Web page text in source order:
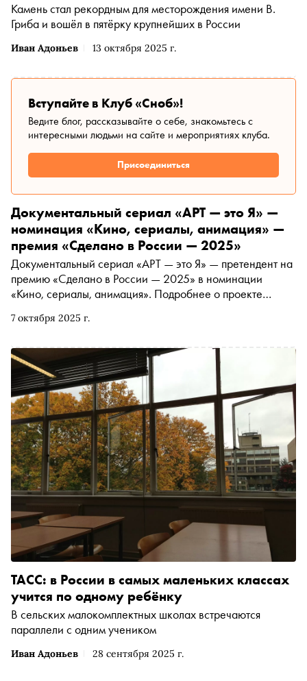
Иван Адоньев 13 октября 2025 г.
Камень стал рекордным для месторождения имени В.
Гриба и вошёл в пятёрку крупнейших в России
Вступайте в Клуб «Сноб»!
Ведите блог, рассказывайте о себе, знакомьтесь с
интересными людьми на сайте и мероприятиях клуба.
Присоединиться
7 октября 2025 г.
Документальный сериал «АРТ — это Я» —
номинация «Кино, сериалы, анимация» —
премия «Сделано в России — 2025»
Документальный сериал «АРТ — это Я» — претендент на
премию «Сделано в России — 2025» в номинации
«Кино, сериалы, анимация». Подробнее о проекте
Иван Адоньев 28 сентября 2025 г.
ТАСС: в России в самых маленьких классах
учится по одному ребёнку
В сельских малокомплектных школах встречаются
параллели с одним учеником